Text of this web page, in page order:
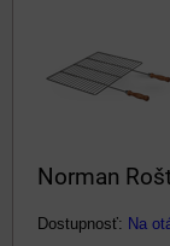
Norman
Dostupnosť: Na